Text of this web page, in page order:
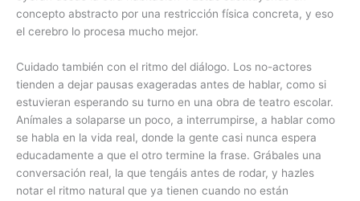
concepto abstracto por una restricción física concreta, y eso
el cerebro lo procesa mucho mejor.
Cuidado también con el ritmo del diálogo. Los no-actores
tienden a dejar pausas exageradas antes de hablar, como si
estuvieran esperando su turno en una obra de teatro escolar.
Anímales a solaparse un poco, a interrumpirse, a hablar como
se habla en la vida real, donde la gente casi nunca espera
educadamente a que el otro termine la frase. Grábales una
conversación real, la que tengáis antes de rodar, y hazles
notar el ritmo natural que ya tienen cuando no están